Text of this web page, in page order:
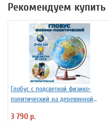
Рекомендуем купить
Глобус с подсветкой физико-
политический на деревянной
3 790 р.